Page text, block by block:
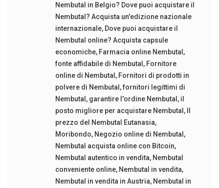
Nembutal in Belgio? Dove puoi acquistare il
Nembutal? Acquista un'edizione nazionale
internazionale, Dove puoi acquistare il
Nembutal online? Acquista capsule
economiche, Farmacia online Nembutal ,
fonte affidabile di Nembutal , Fornitore
online di Nembutal , Fornitori di prodotti in
polvere di Nembutal ,fornitori legittimi di
Nembutal , garantire l'ordine Nembutal , il
posto migliore per acquistare Nembutal ,
prezzo del Nembutal Eutanasia,
Moribondo, Negozio online di Nembutal ,
Nembutal acquista online con Bitcoin,
Nembutal autentico in vendita, Nembutal
conveniente online, Nembutal in vendita,
Nembutal in vendita in Austria, Nembutal in